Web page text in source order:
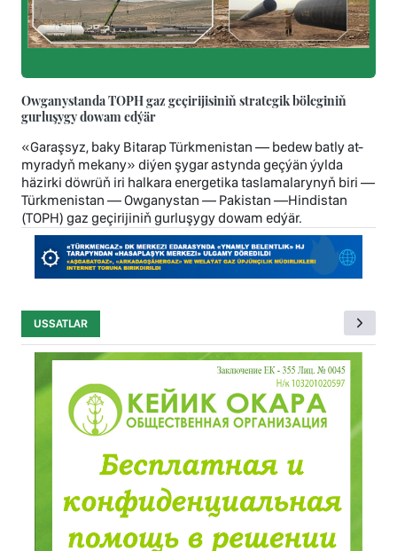
Owganystanda TOPH gaz geçirijisiniň strategik böleginiň
gurluşygy dowam edýär
«Garaşsyz, baky Bitarap Türkmenistan — bedew batly at-
myradyň mekany» diýen şygar astynda geçýän ýylda
häzirki döwrüň iri halkara energetika taslamalarynyň biri —
Türkmenistan — Owganystan — Pakistan —Hindistan
(TOPH) gaz geçirijiniň gurluşygy dowam edýär.
USSATLAR